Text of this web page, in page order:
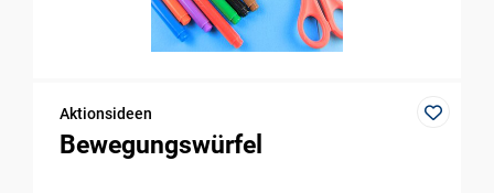
Aktionsideen
Bewegungswürfel